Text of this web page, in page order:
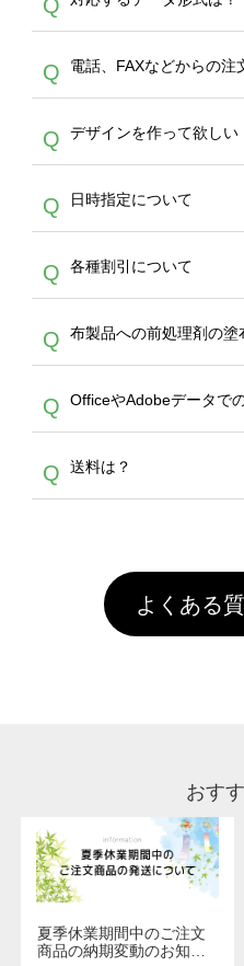
生産にて承って
デザインの作成
30枚以上やシル
は、サポートが
やタンブラーコ
作する数量が多
サービスよりも
す。
Q
A
ドできるデータ
PDF 形式になり
写真などもアッ
い画像はエラー
らの直接入稿に
し、デザインツ
い）
Q 電話、FAXなどからの注
A
文のみ受け付け
作をお考えの方
スをご利用頂け
でご注文が可能
Q デザインを作って欲しい
A
を作って欲しい
30個以上であれ
バッグコンシェル
ビスをご利用く
は、デザインツ
Q 日時指定について
A
ん。発送後18時
メールでお知ら
者にご連絡いた
Q 各種割引について
A
カート内で自動
ます。 【付与ポ
イントとして付
ント＝1円とし
トは発送完了の
からご利用頂け
年間です。【会
文回数により会
頂いても、ログ
クにカウントが
Q 布製品への前処理剤の塗
A
意点（前処理剤
ワイト、トート
といって、プリ
を塗布しており
害な性質で、水
お手数ですが、
していただけま
通常注文・直送
Q OfficeやAdobeデータで
A
ません。いずれ
像
Q 送料は？
引」などによる
場合は送料がか
い。
よくある
おす
夏季休業期間中のご注文
商品の納期変動のお知ら